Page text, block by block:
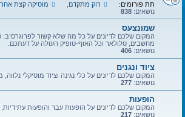
תת פורומים:
רוק מתקדם
מוסיקה קצת
נושאים: 838
שמונצעס
המקום שלכם לדיונים על כל מה שלא קשור לפרוגרסיב:
מחשבים, סלולאר וכל האוף-טופיק העולה על דעתכם.
נושאים: 406
ציוד ונגנים
המקום שלכם לדיונים על כלי נגינה וציוד מוסיקלי נלווה,
נושאים: 277
הופעות
המקום שלכם לדיונים על הופעות עבר והופעות
נושאים: 217